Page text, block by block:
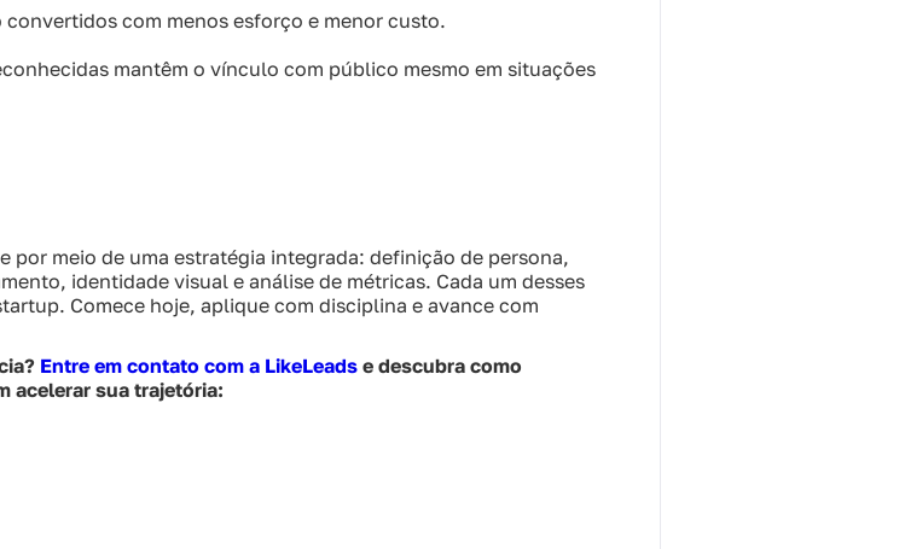
com menos esforço e menor custo.
mantêm o vínculo com público mesmo em situações
por meio de uma estratégia integrada: definição de persona,
identidade visual e análise de métricas. Cada um desses
Comece hoje, aplique com disciplina e avance com
Entre em contato com a LikeLeads e descubra como
acelerar sua trajetória: